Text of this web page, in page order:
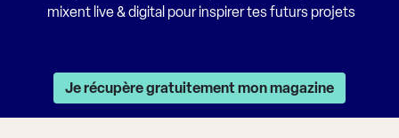
mixent live & digital pour inspirer tes futurs projets
Je récupère gratuitement mon magazine